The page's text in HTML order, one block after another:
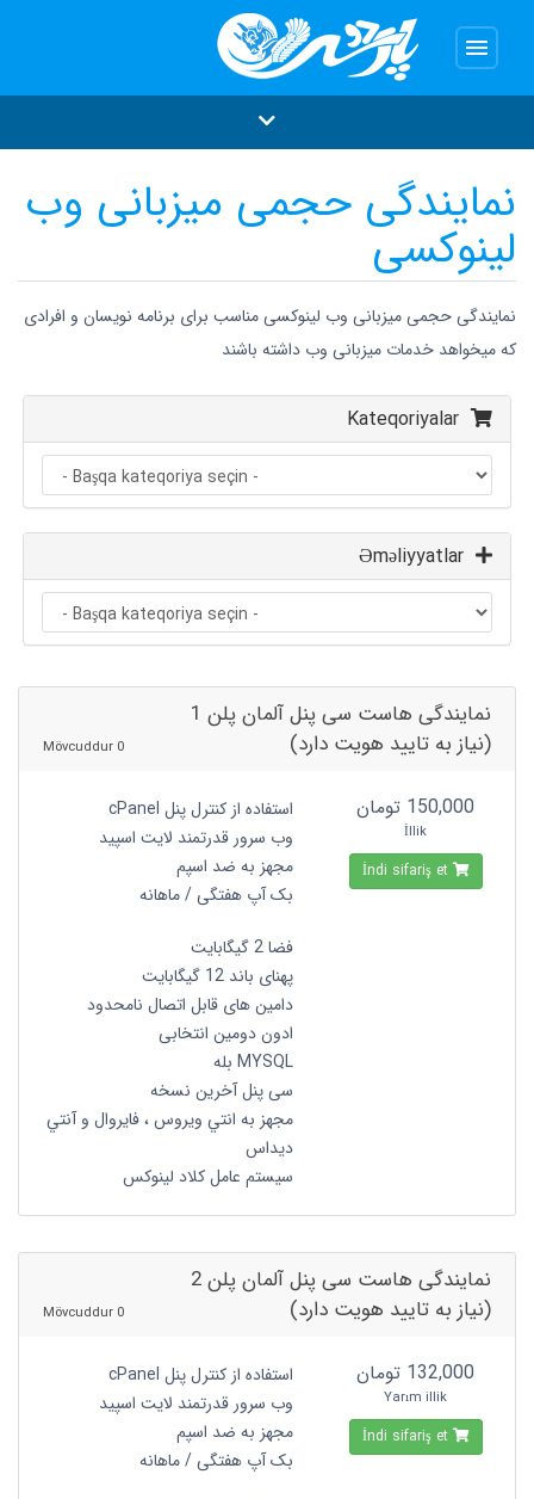
menu
نمایندگی حجمی میزبانی وب
لینوکسی
نمایندگی حجمی میزبانی وب لینوکسی مناسب برای برنامه نویسان و افرادی
که میخواهد خدمات میزبانی وب داشته باشند
Kateqoriyalar
نمایندگی هاست سی پنل آلمان پلن 1
(نیاز به تایید هویت دارد)
0 Mövcuddur
استفاده از کنترل پنل cPanel
وب سرور قدرتمند لایت اسپید
مجهز به ضد اسپم
بک آپ هفتگی / ماهانه
فضا 2 گیگابایت
پهنای باند 12 گیگابایت
دامین های قابل اتصال نامحدود
ادون دومین انتخابی
MYSQL بله
سی پنل آخرین نسخه
مجهز به انتي ويروس ، فايروال و آنتي
ديداس
سیستم عامل کلاد لینوکس
150,000 تومان
İllik
نمایندگی هاست سی پنل آلمان پلن 2
(نیاز به تایید هویت دارد)
0 Mövcuddur
استفاده از کنترل پنل cPanel
وب سرور قدرتمند لایت اسپید
مجهز به ضد اسپم
بک آپ هفتگی / ماهانه
132,000 تومان
Yarım illik